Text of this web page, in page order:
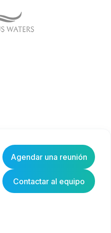
Agendar una reunión
Contactar al equipo